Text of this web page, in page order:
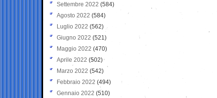
Settembre 2022 (584)
Agosto 2022 (584)
Luglio 2022 (562)
Giugno 2022 (521)
Maggio 2022 (470)
Aprile 2022 (502)
Marzo 2022 (542)
Febbraio 2022 (494)
Gennaio 2022 (510)